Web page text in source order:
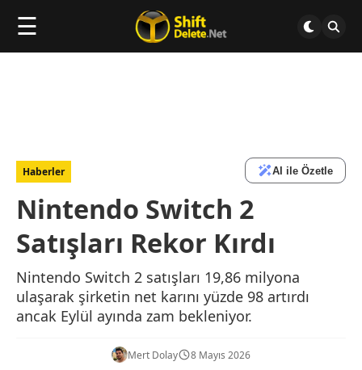
☰
Haberler AI ile Özetle
Nintendo Switch 2
Satışları Rekor Kırdı
Nintendo Switch 2 satışları 19,86 milyona
ulaşarak şirketin net karını yüzde 98 artırdı
ancak Eylül ayında zam bekleniyor.
Mert Dolay 8 Mayıs 2026